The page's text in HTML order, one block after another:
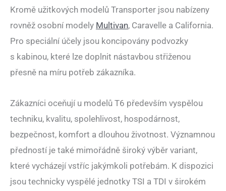
Kromě užitkových modelů Transporter jsou nabízeny
rovněž osobní modely Multivan, Caravelle a California.
Pro speciální účely jsou koncipovány podvozky
s kabinou, které lze doplnit nástavbou střiženou
přesně na míru potřeb zákazníka.
Zákazníci oceňují u modelů T6 především vyspělou
techniku, kvalitu, spolehlivost, hospodárnost,
bezpečnost, komfort a dlouhou životnost. Významnou
předností je také mimořádně široký výběr variant,
které vycházejí vstříc jakýmkoli potřebám. K dispozici
jsou technicky vyspělé jednotky TSI a TDI v širokém